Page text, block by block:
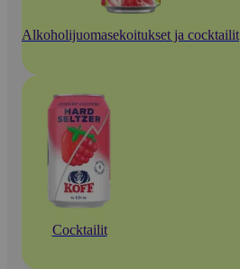
Alkoholijuomasekoitukset ja cocktailit
Cocktailit